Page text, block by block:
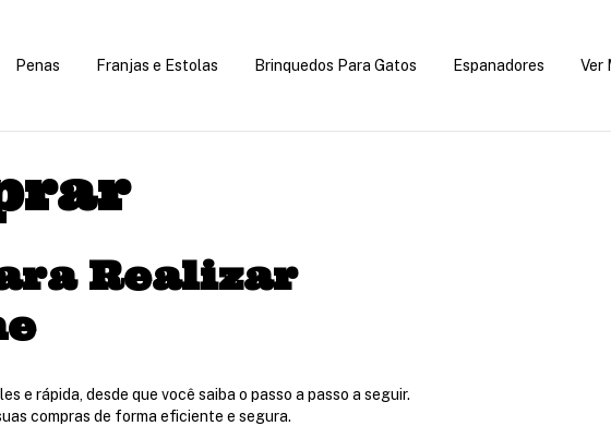
Penas Franjas e Estolas Brinquedos Para Gatos Espanadores Ver
Realizar
e rápida, desde que você saiba o passo a passo a seguir.
compras de forma eficiente e segura.